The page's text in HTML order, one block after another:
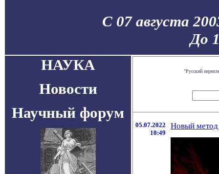
С 07 августа
До
НАУКА
Новости
Научный форум
"Русский
05.07.2022
10:49
Новый метод